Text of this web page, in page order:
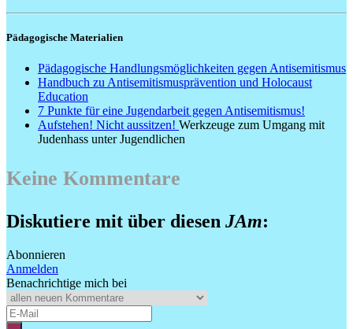
Pädagogische Materialien
Pädagogische Handlungsmöglichkeiten gegen Antisemitismus
Handbuch zu Antisemitismusprävention und Holocaust
Education
7 Punkte für eine Jugendarbeit gegen Antisemitismus!
Aufstehen! Nicht aussitzen! Werkzeuge zum Umgang mit
Judenhass unter Jugendlichen
Keine Kommentare
Diskutiere mit über diesen JAm:
Abonnieren
Anmelden
Benachrichtige mich bei